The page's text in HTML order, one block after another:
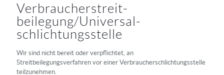
Verbraucher­streit­
beilegung/Universal­
schlichtungs­stelle
Wir sind nicht bereit oder verpflichtet, an
Streitbeilegungsverfahren vor einer Verbraucherschlichtungsstelle
teilzunehmen.